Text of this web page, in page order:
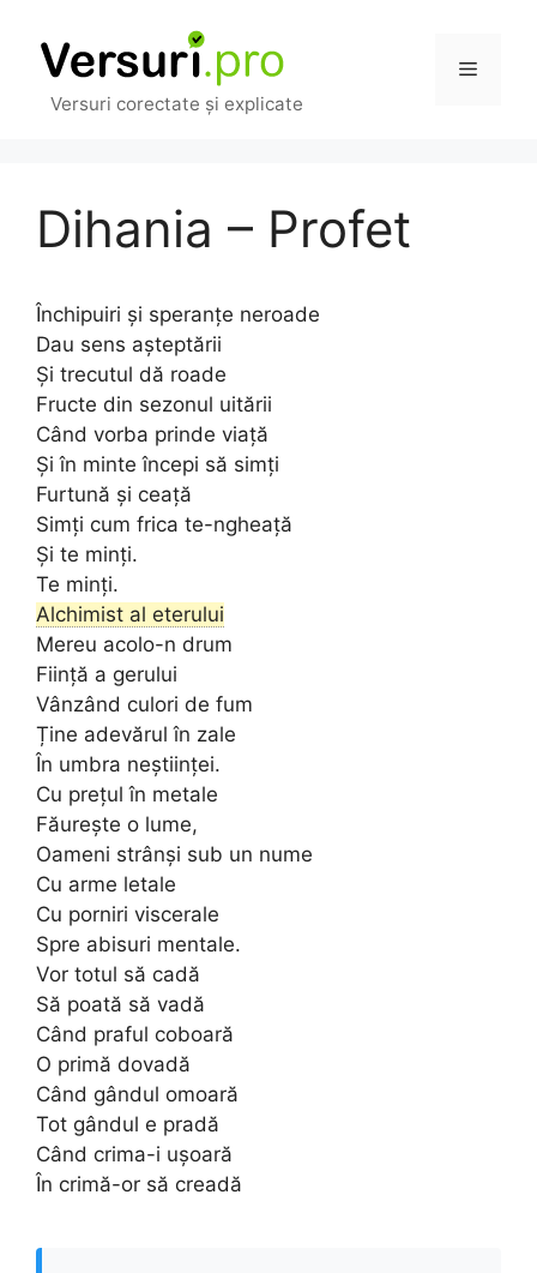
conținut
Versuri corectate și explicate
Meniu
Dihania – Profet
Închipuiri și speranțe neroade
Dau sens așteptării
Și trecutul dă roade
Fructe din sezonul uitării
Când vorba prinde viață
Și în minte începi să simți
Furtună și ceață
Simți cum frica te-ngheață
Și te minți.
Te minți.
Alchimist al eterului
Mereu acolo-n drum
Ființă a gerului
Vânzând culori de fum
Ține adevărul în zale
În umbra neștiinței.
Cu prețul în metale
Făurește o lume,
Oameni strânși sub un nume
Cu arme letale
Cu porniri viscerale
Spre abisuri mentale.
Vor totul să cadă
Să poată să vadă
Când praful coboară
O primă dovadă
Când gândul omoară
Tot gândul e pradă
Când crima-i ușoară
În crimă-or să creadă